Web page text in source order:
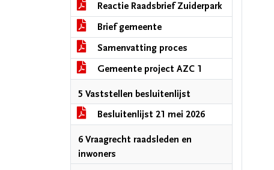
Reactie Raadsbrief Zuiderpark
Brief gemeente
Samenvatting proces
Gemeente project AZC 1
5 Vaststellen besluitenlijst
Besluitenlijst 21 mei 2026
6 Vraagrecht raadsleden en
inwoners